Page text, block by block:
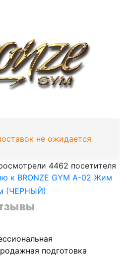
не ожидается
4462 посетителя
к BRONZE GYM A-02 Жим
(ЧЕРНЫЙ)
подготовка